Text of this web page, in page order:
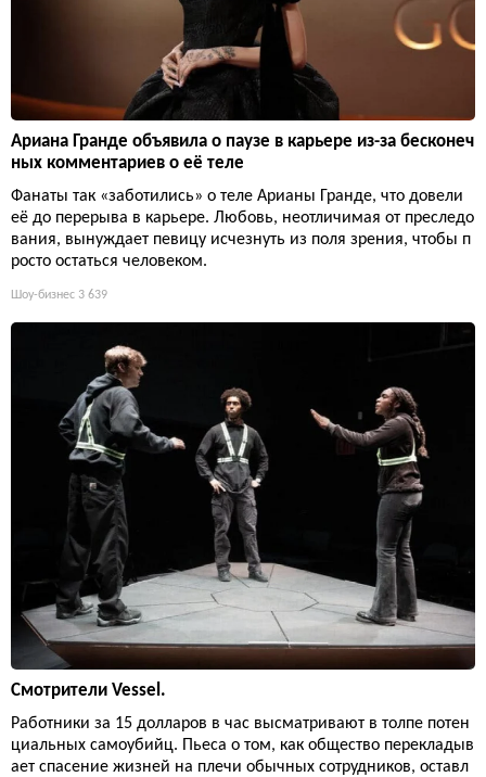
Ариана Гранде объявила о паузе в карьере из-за бесконеч
ных комментариев о её теле
Фанаты так «заботились» о теле Арианы Гранде, что довели
её до перерыва в карьере. Любовь, неотличимая от преследо
вания, вынуждает певицу исчезнуть из поля зрения, чтобы п
росто остаться человеком.
Шоу-бизнес 3 639
Смотрители Vessel.
Работники за 15 долларов в час высматривают в толпе потен
циальных самоубийц. Пьеса о том, как общество перекладыв
ает спасение жизней на плечи обычных сотрудников, оставл